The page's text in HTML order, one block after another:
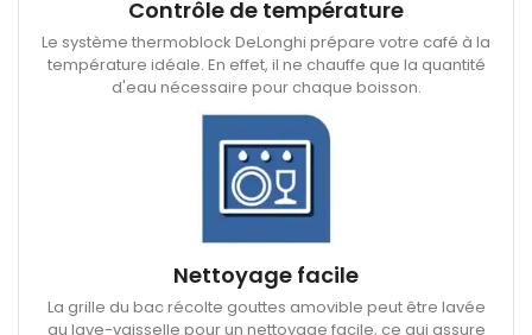
Contrôle de température
Le système thermoblock DeLonghi prépare votre café à la
température idéale. En effet, il ne chauffe que la quantité
d'eau nécessaire pour chaque boisson.
Nettoyage facile
La grille du bac récolte gouttes amovible peut être lavée
au lave-vaisselle pour un nettoyage facile, ce qui assure